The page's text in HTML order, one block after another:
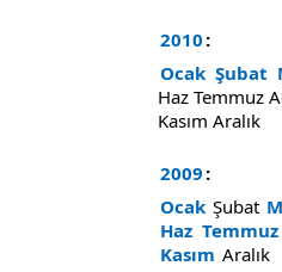
2010 :
Ocak Şubat
Haz Temmuz
Kasım Aralık
2009 :
Ocak Şubat
Haz Temmuz
Kasım Aralık